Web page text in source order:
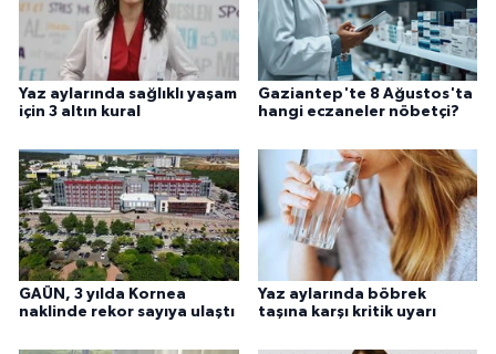
Yaz aylarında sağlıklı yaşam
için 3 altın kural
Gaziantep'te 8 Ağustos'ta
hangi eczaneler nöbetçi?
GAÜN, 3 yılda Kornea
naklinde rekor sayıya ulaştı
Yaz aylarında böbrek
taşına karşı kritik uyarı